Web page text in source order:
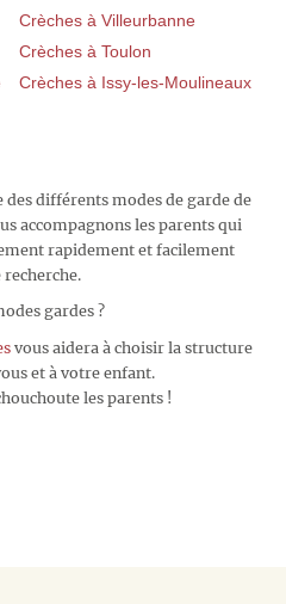
Crèches à Villeurbanne
Crèches à Toulon
Crèches à Issy-les-Moulineaux
différents modes de garde de
accompagnons les parents qui
rapidement et facilement
gardes ?
vous aidera à choisir la structure
et à votre enfant.
les parents !